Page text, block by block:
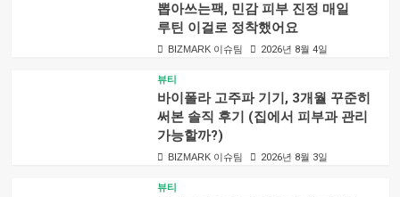
뽑아쓰는팩, 민감 피부 진정 매일
루틴 이걸로 정착했어요
BIZMARK 이슈팀 2026년 8월 4일
뷰티
바이폴라 고주파 기기, 3개월 꾸준히
써본 솔직 후기 (집에서 피부과 관리
가능할까?)
BIZMARK 이슈팀 2026년 8월 3일
뷰티